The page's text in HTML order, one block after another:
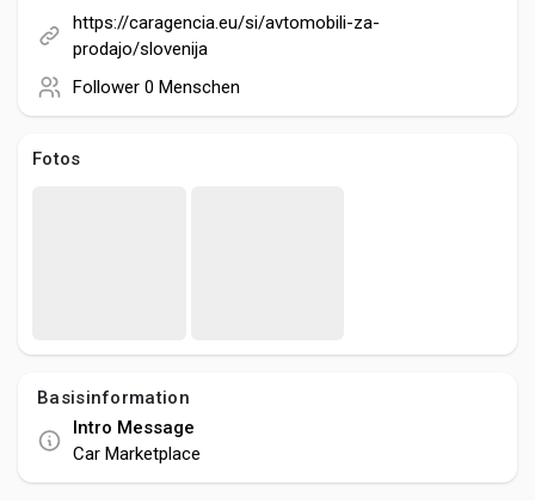
Launch Startup
https://caragencia.eu/si/avtomobili-za-
prodajo/slovenija
Follower 0 Menschen
Fotos
Basisinformation
Intro Message
Car Marketplace